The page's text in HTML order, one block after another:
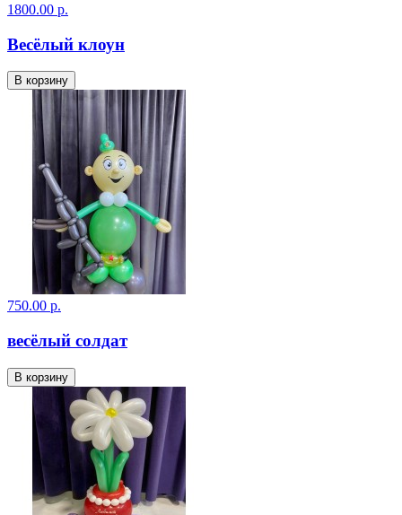
1800.00 р.
Весёлый клоун
В корзину
750.00 р.
весёлый солдат
В корзину